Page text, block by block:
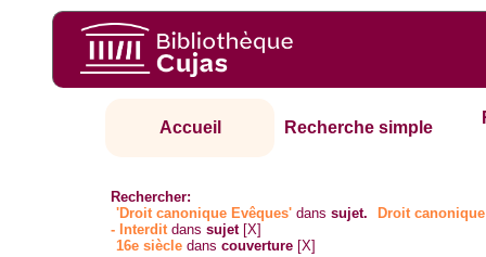
Accueil Recherche simple
Rechercher:
'Droit canonique Evêques' danssujet.
Droit canonique
- Interditdanssujet [X]
16e siècle danscouverture [X]